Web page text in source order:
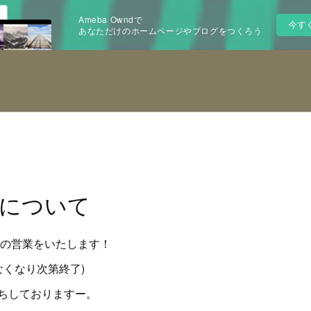
Ameba Owndで
あなただけのホームページやブログをつくろう
今す
ついて
営業をいたします！
なり次第終了)
ておりますー。